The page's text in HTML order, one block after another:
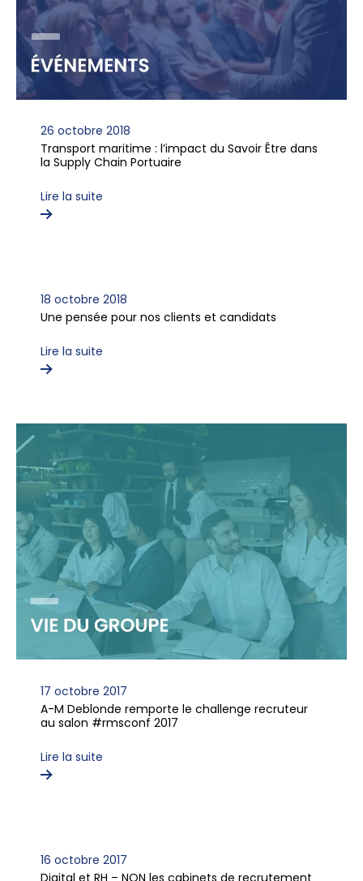
26 octobre 2018
Transport maritime : l’impact du Savoir Être dans
la Supply Chain Portuaire
Lire la suite
18 octobre 2018
Une pensée pour nos clients et candidats
Lire la suite
17 octobre 2017
A-M Deblonde remporte le challenge recruteur
au salon #rmsconf 2017
Lire la suite
16 octobre 2017
Digital et RH – NON les cabinets de recrutement